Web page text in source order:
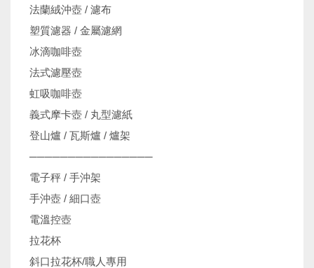
法蘭絨沖壺 / 濾布
塑質濾器 / 金屬濾網
冰滴咖啡壺
法式濾壓壺
虹吸咖啡壺
義式摩卡壺 / 丸型濾紙
登山爐 / 瓦斯爐 / 爐架
────────────────
電子秤 / 手沖架
手沖壺 / 細口壺
電溫控壺
拉花杯
斜口拉花杯/職人專用